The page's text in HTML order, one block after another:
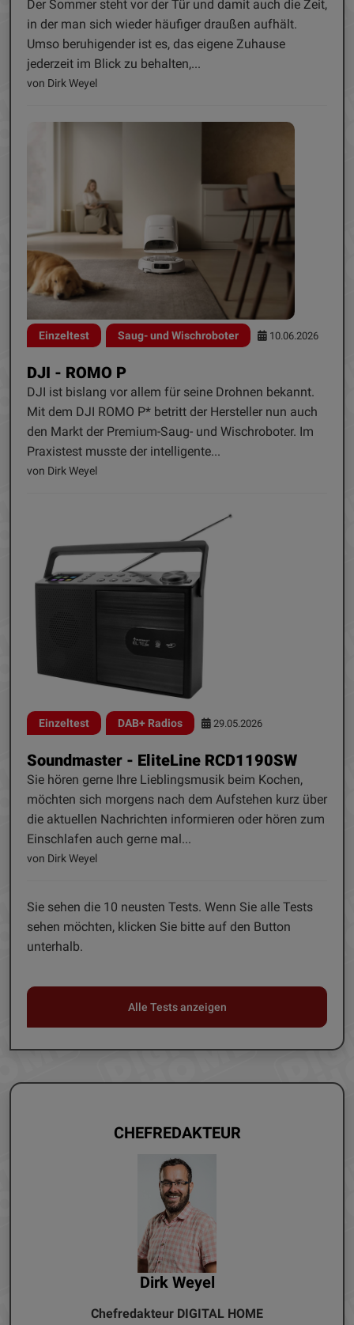
Der Sommer steht vor der Tür und damit auch die Zeit,
in der man sich wieder häufiger draußen aufhält.
Umso beruhigender ist es, das eigene Zuhause
jederzeit im Blick zu behalten,...
von Dirk Weyel
Einzeltest Saug- und Wischroboter 10.06.2026
DJI - ROMO P
DJI ist bislang vor allem für seine Drohnen bekannt.
Mit dem DJI ROMO P* betritt der Hersteller nun auch
den Markt der Premium-Saug- und Wischroboter. Im
Praxistest musste der intelligente...
von Dirk Weyel
Einzeltest DAB+ Radios 29.05.2026
Soundmaster - EliteLine RCD1190SW
Sie hören gerne Ihre Lieblingsmusik beim Kochen,
möchten sich morgens nach dem Aufstehen kurz über
die aktuellen Nachrichten informieren oder hören zum
Einschlafen auch gerne mal...
von Dirk Weyel
Sie sehen die 10 neusten Tests. Wenn Sie alle Tests
sehen möchten, klicken Sie bitte auf den Button
unterhalb.
Alle Tests anzeigen
CHEFREDAKTEUR
Dirk Weyel
Chefredakteur DIGITAL HOME